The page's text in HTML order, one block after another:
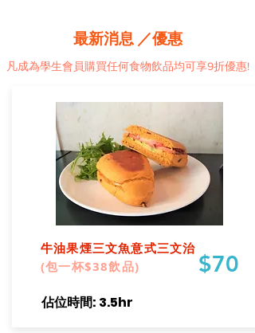
最新消息 ／優惠
​凡成為學生會員購買任何食物飲品均可享9折優惠!
牛油果煙三文魚意式三文治
(包一杯$38飲品)
$70
​佔位時間: 3.5hr